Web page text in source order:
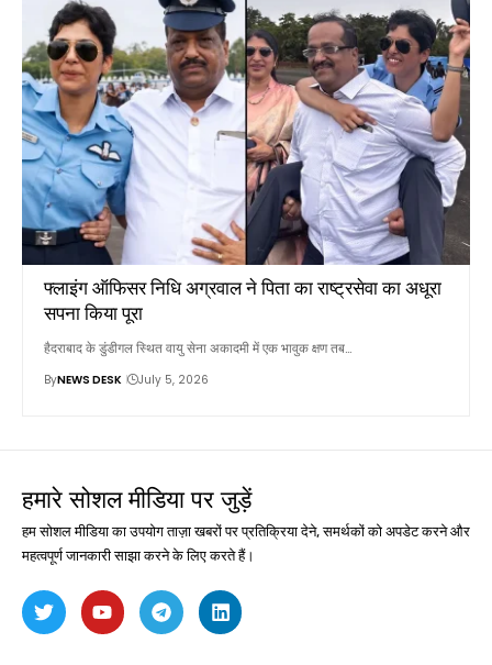
फ्लाइंग ऑफिसर निधि अग्रवाल ने पिता का राष्ट्रसेवा का अधूरा
सपना किया पूरा
हैदराबाद के डुंडीगल स्थित वायु सेना अकादमी में एक भावुक क्षण तब…
ByNEWS DESK July 5, 2026
हमारे सोशल मीडिया पर जुड़ें
हम सोशल मीडिया का उपयोग ताज़ा खबरों पर प्रतिक्रिया देने, समर्थकों को अपडेट करने और
महत्वपूर्ण जानकारी साझा करने के लिए करते हैं।